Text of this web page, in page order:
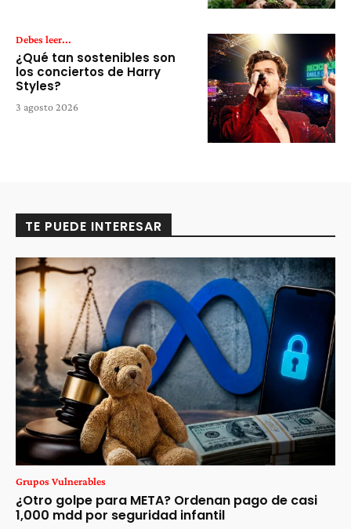
Debes leer...
¿Qué tan sostenibles son
los conciertos de Harry
Styles?
3 agosto 2026
TE PUEDE INTERESAR
Grupos Vulnerables
¿Otro golpe para META? Ordenan pago de casi
1,000 mdd por seguridad infantil